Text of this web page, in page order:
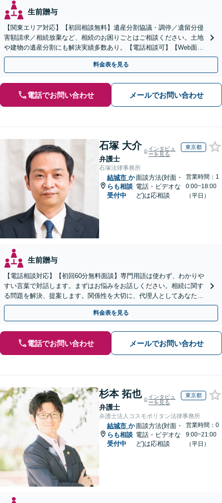
生前贈与
【関東エリア対応】【初回相談無料】遺産分割協議・調停／遺留分侵
害額請求／相続放棄など、相続のお困りごとはご相談ください。土地
や建物の遺産分割にも解決実績多数あり。【電話相談可】【Web面談
可】遺言書作成や財産の整理など生前対策もサポート
料金表を見る
電話でお問い合わせ メールでお問い合わせ
石塚 大介
弁護士
インタビュ
ーを見る
東京都
石塚法律事務所
結城市 か
らも相談
受付中
面談方法(対面・
電話・ビデオな
ど)は応相談
営業時間：1
0:00~18:00
（平日）
生前贈与
【電話相談対応】【初回60分無料面談】専門用語は使わず、わかりや
すい言葉で対話します。まずはお悩みをお話しください。相続に関す
る問題を解決、提案します。関係性を大切に、代理人としてあなたの
利益を守ります【夜間休日対応】【カード利用可】
料金表を見る
電話でお問い合わせ メールでお問い合わせ
杉本 拓也
弁護士
インタビュ
ーを見る
東京都
弁護士法人コスモポリタン法律事務所
結城市 か
らも相談
受付中
面談方法(対面・
電話・ビデオな
ど)は応相談
営業時間：0
9:00~21:00
（平日）